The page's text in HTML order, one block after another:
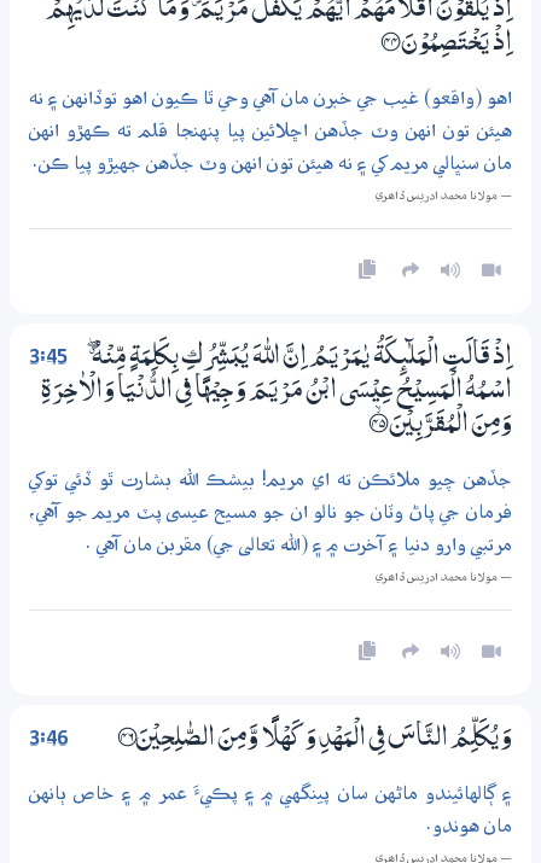
اِذْ يُلْقُوْنَ اَقْلَامَھُمْ اَيُّھُمْ يَكْفُلُ مَرْيَـمَ ۠ وَمَا كُنْتَ لَدَيْهِمْ
اِذْ يَـخْتَصِمُوْنَ ؀44
اهو (واقعو) غيب جي خبرن مان آهي وحي ٿا ڪيون اهو توڏانهن ۽ نه
هيئن تون انهن وٽ جڏهن اڇلائين پيا پنهنجا قلم ته ڪهڙو انهن
مان سنڀالي مريم کي ۽ نه هيئن تون انهن وٽ جڏهن جهيڙو پيا ڪن.
— مولانا محمد ادريس ڏاھري
3:45
اِذْ قَالَتِ الْمَلٰۗىِٕكَةُ يٰـمَرْيَـمُ اِنَّ اللّٰهَ يُبَشِّرُكِ بِكَلِمَةٍ مِّنْهُ ڰ
اسْـمُهُ الْمَسِيْحُ عِيْسَى ابْنُ مَرْيَـمَ وَجِيْهًا فِي الدُّنْيَا وَالْاٰخِرَةِ
وَمِنَ الْمُقَرَّبِيْنَ ؀ۙ45
جڏهن چيو ملائڪن ته اي مريم! بيشڪ الله بشارت ٿو ڏئي توکي
فرمان جي پاڻ وٽان جو نالو ان جو مسيح عيسى پٽ مريم جو آهي،
مرتبي وارو دنيا ۽ آخرت ۾ ۽ (الله تعالى جي) مقربن مان آهي .
— مولانا محمد ادريس ڏاھري
3:46 وَيُكَلِّمُ النَّاسَ فِي الْمَهْدِ وَكَهْلًا وَّمِنَ الصّٰلِحِيْنَ ؀46
۽ ڳالهائيندو ماڻهن سان پينگهي ۾ ۽ پڪيءَ عمر ۾ ۽ خاص ٻانهن
مان هوندو.
— مولانا محمد ادريس ڏاھري